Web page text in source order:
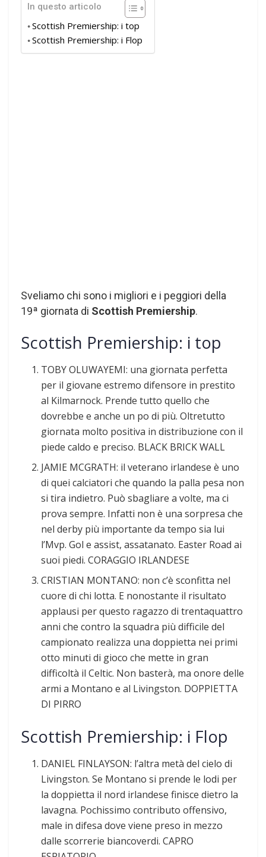
In questo articolo
Scottish Premiership: i top
Scottish Premiership: i Flop
Sveliamo chi sono i migliori e i peggiori della
19ª giornata di Scottish Premiership.
Scottish Premiership: i top
TOBY OLUWAYEMI: una giornata perfetta
per il giovane estremo difensore in prestito
al Kilmarnock. Prende tutto quello che
dovrebbe e anche un po di più. Oltretutto
giornata molto positiva in distribuzione con il
piede caldo e preciso. BLACK BRICK WALL
JAMIE MCGRATH: il veterano irlandese è uno
di quei calciatori che quando la palla pesa non
si tira indietro. Può sbagliare a volte, ma ci
prova sempre. Infatti non è una sorpresa che
nel derby più importante da tempo sia lui
l’Mvp. Gol e assist, assatanato. Easter Road ai
suoi piedi. CORAGGIO IRLANDESE
CRISTIAN MONTANO: non c’è sconfitta nel
cuore di chi lotta. E nonostante il risultato
applausi per questo ragazzo di trentaquattro
anni che contro la squadra più difficile del
campionato realizza una doppietta nei primi
otto minuti di gioco che mette in gran
difficoltà il Celtic. Non basterà, ma onore delle
armi a Montano e al Livingston. DOPPIETTA
DI PIRRO
Scottish Premiership: i Flop
DANIEL FINLAYSON: l’altra metà del cielo di
Livingston. Se Montano si prende le lodi per
la doppietta il nord irlandese finisce dietro la
lavagna. Pochissimo contributo offensivo,
male in difesa dove viene preso in mezzo
dalle scorrerie biancoverdi. CAPRO